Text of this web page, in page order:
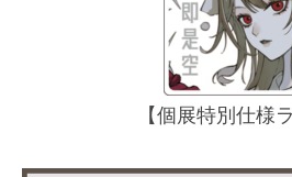
【個展特別仕様